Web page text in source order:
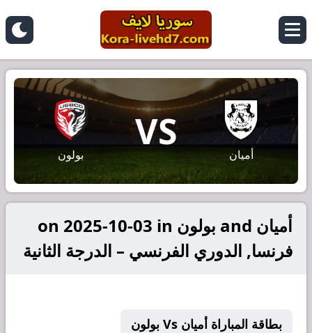
أميان
VS
بولون
أميان and بولون on 2025-10-03 in
فرنسا, الدوري الفرنسي – الدرجة الثانية
بطاقة المباراة أميان Vs بولون